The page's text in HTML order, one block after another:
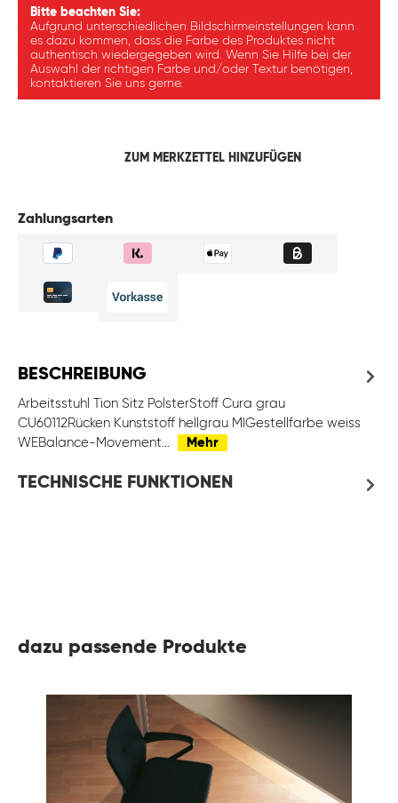
Bitte beachten Sie:
Aufgrund unterschiedlichen Bildschirmeinstellungen kann
es dazu kommen, dass die Farbe des Produktes nicht
authentisch wiedergegeben wird. Wenn Sie Hilfe bei der
Auswahl der richtigen Farbe und/oder Textur benötigen,
kontaktieren Sie uns gerne.
ZUM MERKZETTEL HINZUFÜGEN
Zahlungsarten
BESCHREIBUNG
Arbeitsstuhl Tion Sitz PolsterStoff Cura grau
CU60112Rücken Kunststoff hellgrau MIGestellfarbe weiss
WEBalance-Movement…
Mehr
TECHNISCHE FUNKTIONEN
dazu passende Produkte